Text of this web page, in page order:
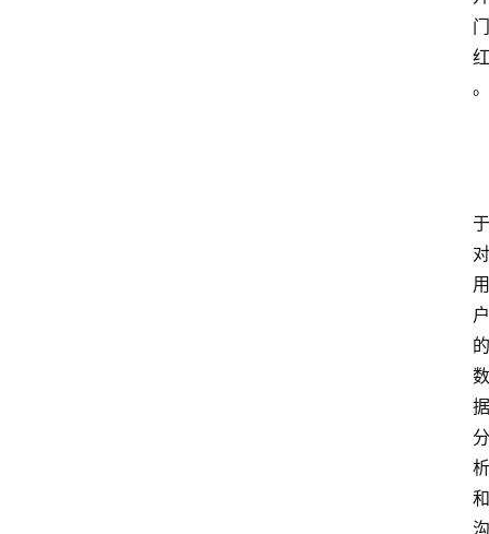
门
红
。
于
对
用
户
的
数
据
分
析
和
沟